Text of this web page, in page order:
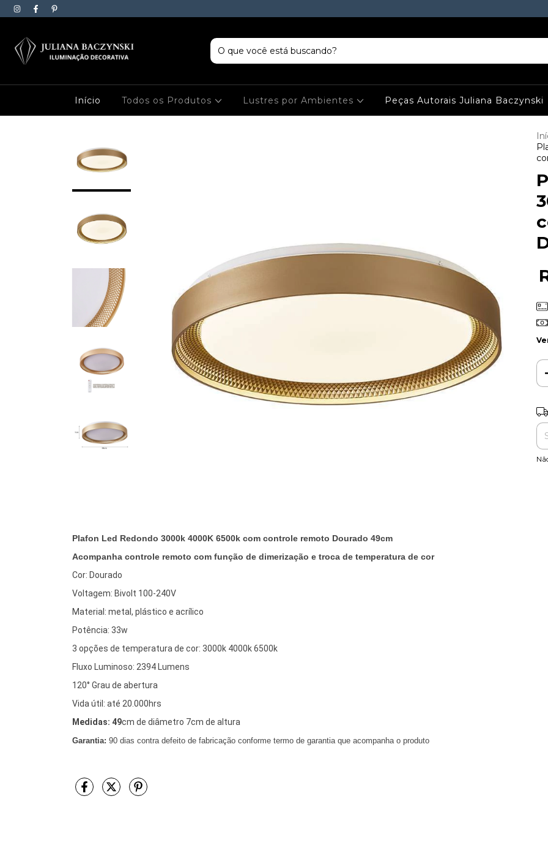
Início Todos os Produtos Lustres por Ambientes Peças Autorais Juliana Baczynski
Plafon Led Redondo 3000k 4000K 6500k com controle remoto Dourado 49cm
Acompanha controle remoto com função de dimerização e troca de temperatura de cor
Cor: Dourado
Voltagem: Bivolt 100-240V
Material: metal, plástico e acrílico
Potência: 33w
3 opções de temperatura de cor: 3000k 4000k 6500k
Fluxo Luminoso: 2394 Lumens
120° Grau de abertura
Vida útil: até 20.000hrs
Medidas: 49cm de diâmetro 7cm de altura
Garantia: 90 dias contra defeito de fabricação conforme termo de garantia que acompanha o produto